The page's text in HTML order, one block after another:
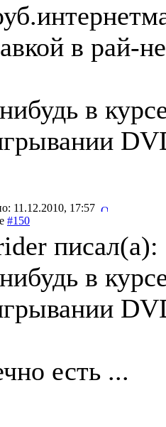
в рай-
в
11.12.2010, 17:57
#150
писал(a):
в
есть ...